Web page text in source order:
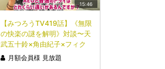
15:46
【みつろうTV419話】《無限
の快楽の謎を解明》対談〜天
武五十鈴×角由紀子×フィク
サー〜②
月額会員様 見放題